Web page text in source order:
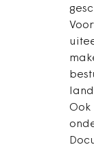
Ook